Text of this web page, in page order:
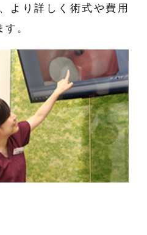
より詳しく術式や費用
。